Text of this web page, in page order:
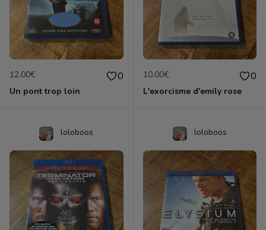
12.00€ 0
Un pont trop loin
10.00€ 0
L'exorcisme d'emily rose
loloboos loloboos